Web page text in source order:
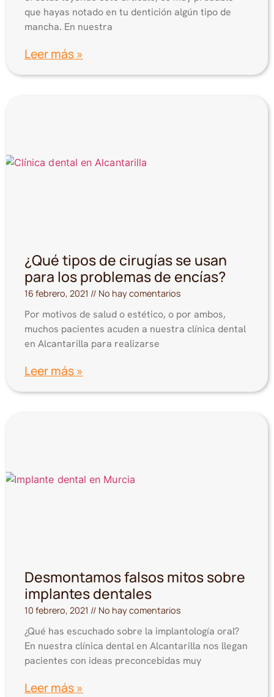
que hayas notado en tu dentición algún tipo de
mancha. En nuestra
Leer más »
¿Qué tipos de cirugías se usan
para los problemas de encías?
16 febrero, 2021 No hay comentarios
Por motivos de salud o estético, o por ambos,
muchos pacientes acuden a nuestra clínica dental
en Alcantarilla para realizarse
Leer más »
Desmontamos falsos mitos sobre
implantes dentales
10 febrero, 2021 No hay comentarios
¿Qué has escuchado sobre la implantología oral?
En nuestra clínica dental en Alcantarilla nos llegan
pacientes con ideas preconcebidas muy
Leer más »